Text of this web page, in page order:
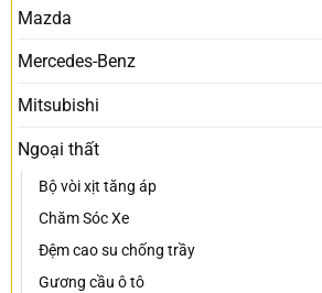
Mazda
Mercedes-Benz
Mitsubishi
Ngoại thất
Bộ vòi xịt tăng áp
Chăm Sóc Xe
Đệm cao su chống trầy
Gương cầu ô tô